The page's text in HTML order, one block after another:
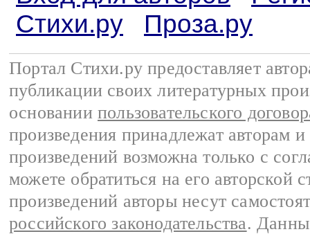
Стихи.ру
Проза.ру
Портал Стихи.ру предоставляет
публикации своих литературных
основании пользовательского
произведения принадлежат авторам
произведений возможна только с
можете обратиться на его авторской
произведений авторы несут
российского законодательства.